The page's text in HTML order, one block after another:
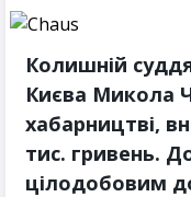
Колишній
Києва Микола
хабарництві,
тис. гривень.
цілодобовим